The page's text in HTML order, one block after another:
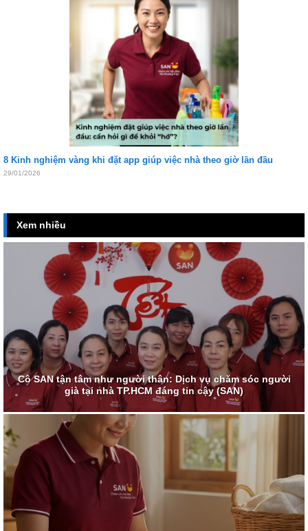
8 Kinh nghiệm vàng khi đặt app giúp việc nhà theo giờ lần đầu
29/01/2026
Xem nhiều
Cô SAN tận tâm như người thân: Dịch vụ chăm sóc người
già tại nhà TP.HCM đáng tin cậy (SAN)